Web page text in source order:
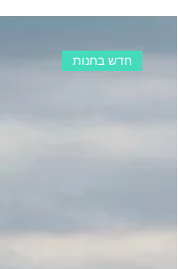
חדש בחנות